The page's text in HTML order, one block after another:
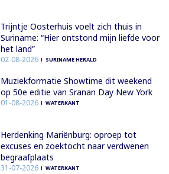
Trijntje Oosterhuis voelt zich thuis in
Suriname: “Hier ontstond mijn liefde voor
het land”
02-08-2026 SURINAME HERALD
Muziekformatie Showtime dit weekend
op 50e editie van Sranan Day New York
01-08-2026 WATERKANT
Herdenking Mariënburg: oproep tot
excuses en zoektocht naar verdwenen
begraafplaats
31-07-2026 WATERKANT